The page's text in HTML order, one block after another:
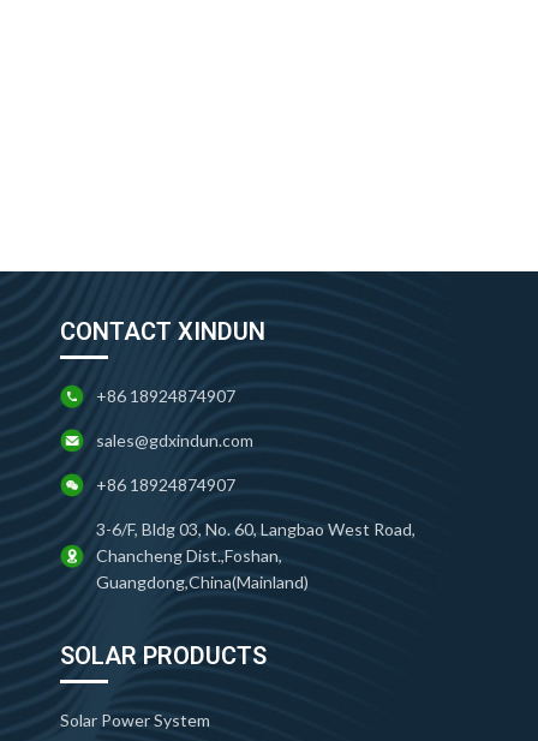
CONTACT XINDUN
+86 18924874907
sales@gdxindun.com
+86 18924874907
3-6/F, Bldg 03, No. 60, Langbao West Road,
Chancheng Dist.,Foshan,
Guangdong,China(Mainland)
SOLAR PRODUCTS
Solar Power System